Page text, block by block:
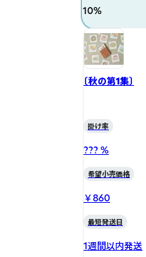
10%
〔秋の第1集〕
掛け率
??? %
希望小売価格
￥860
最短発送日
1週間以内発送